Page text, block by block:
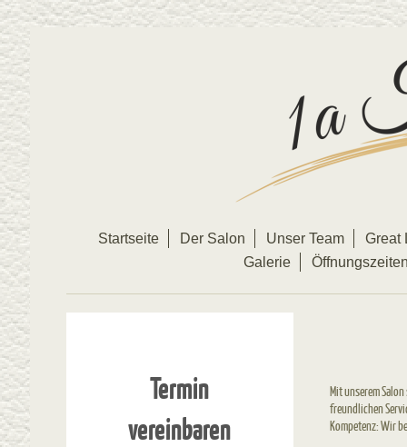
Startseite Der Salon Unser Team
Great
Galerie
Mit unserem
freundlichen
Kompetenz: Wir
Termin
vereinbaren